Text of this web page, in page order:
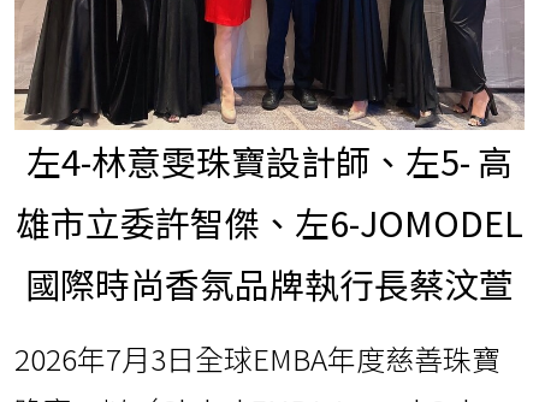
左4-林意雯珠寶設計師、左5- 高
雄市立委許智傑、左6-JOMODEL
國際時尚香氛品牌執行長蔡汶萱
2026年7月3日全球EMBA年度慈善珠寶